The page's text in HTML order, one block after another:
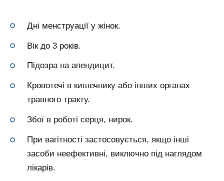
Дні менструації у жінок.
Вік до 3 років.
Підозра на апендицит.
Кровотечі в кишечнику або інших органах
травного тракту.
Збої в роботі серця, нирок.
При вагітності застосовується, якщо інші
засоби неефективні, виключно під наглядом
лікарів.